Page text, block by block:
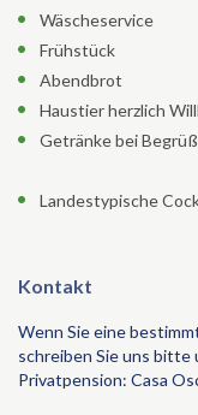
Wäscheservice
Frühstück
Abendbrot
Haustier herzlich
Getränke bei
Landestypische
Kontakt
Wenn Sie eine
schreiben Sie uns bitte
Privatpension: Casa